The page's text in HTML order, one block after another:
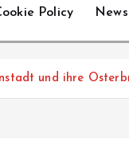
Policy News
und ihre